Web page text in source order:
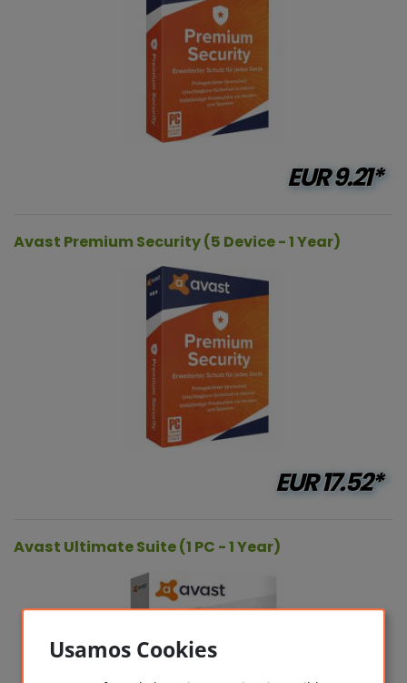
EUR9.21*
Avast Premium Security (5 Device - 1 Year)
EUR17.52*
Avast Ultimate Suite (1 PC - 1 Year)
Usamos Cookies